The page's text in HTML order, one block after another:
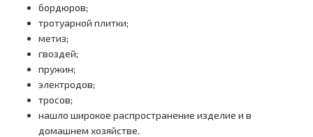
бордюров;
тротуарной плитки;
метиз;
гвоздей;
пружин;
электродов;
тросов;
нашло широкое распространение изделие и в
домашнем хозяйстве.